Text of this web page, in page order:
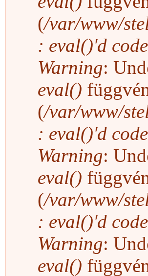
(/var/www/
: eval()'d code
Warning:
eval()
(/var/www/
: eval()'d code
Warning:
eval()
(/var/www/
: eval()'d code
Warning:
eval()